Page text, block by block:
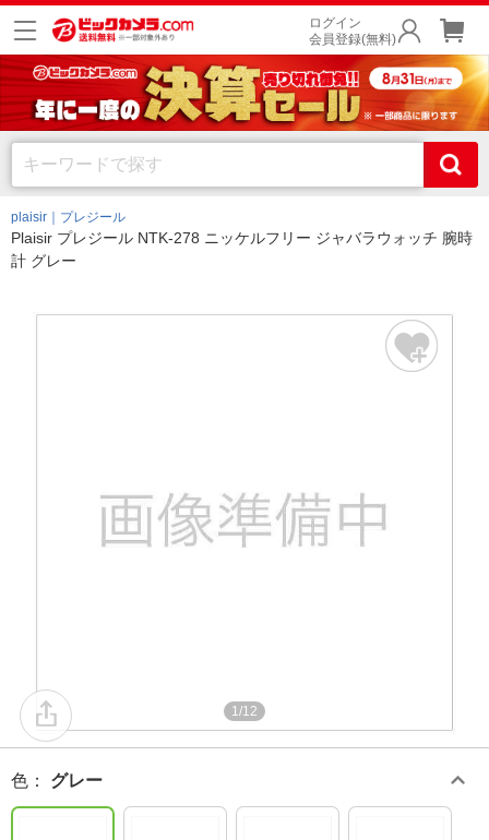
ログイン
会員登録(無料)
plaisir｜プレジール
Plaisir プレジール NTK-278 ニッケルフリー ジャバラウォッチ 腕時
計 グレー
1/12
色 ： グレー